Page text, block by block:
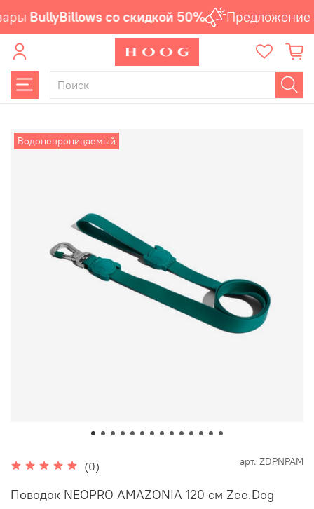
BullyBillows со скидкой 50% Предложение
Водонепроницаемый
(0) арт. ZDPNPAM
Поводок NEOPRO AMAZONIA 120 см Zee.Dog